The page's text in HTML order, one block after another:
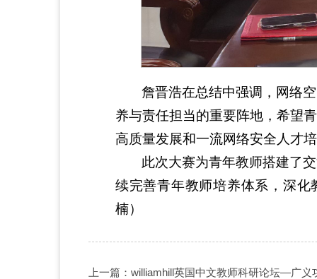
詹晋浩在总结中强调，网络
养与责任担当的重要阵地，希望
高质量发展和一流网络安全人才
此次大赛为青年教师搭建了
续完善青年教师培养体系，深
楠）
上一篇：williamhill英国中文教师科研论坛—广